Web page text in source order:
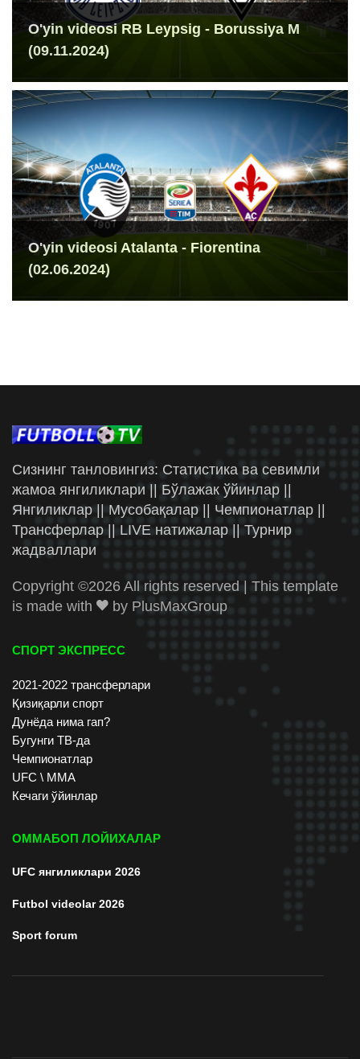
O'yin videosi RB Leypsig - Borussiya M
(09.11.2024)
O'yin videosi Atalanta - Fiorentina
(02.06.2024)
Сизнинг танловингиз: Статистика ва севимли
жамоа янгиликлари || Бўлажак ўйинлар ||
Янгиликлар || Мусобақалар || Чемпионатлар ||
Трансферлар || LIVE натижалар || Турнир
жадваллари
Copyright ©2026 All rights reserved | This template
is made with
by PlusMaxGroup
СПОРТ ЭКСПРЕСС
2021-2022 трансферлари
Қизиқарли спорт
Дунёда нима гап?
Бугунги ТВ-да
Чемпионатлар
UFC \ ММА
Кечаги ўйинлар
ОММАБОП ЛОЙИХАЛАР
UFC янгиликлари 2026
Futbol videolar 2026
Sport forum